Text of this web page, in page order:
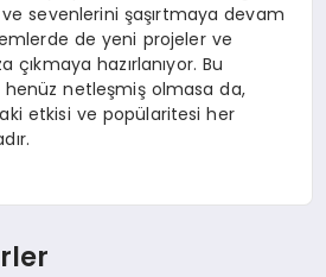
sevenlerini şaşırtmaya devam
de yeni projeler ve
çıkmaya hazırlanıyor. Bu
henüz netleşmiş olmasa da,
etkisi ve popülaritesi her